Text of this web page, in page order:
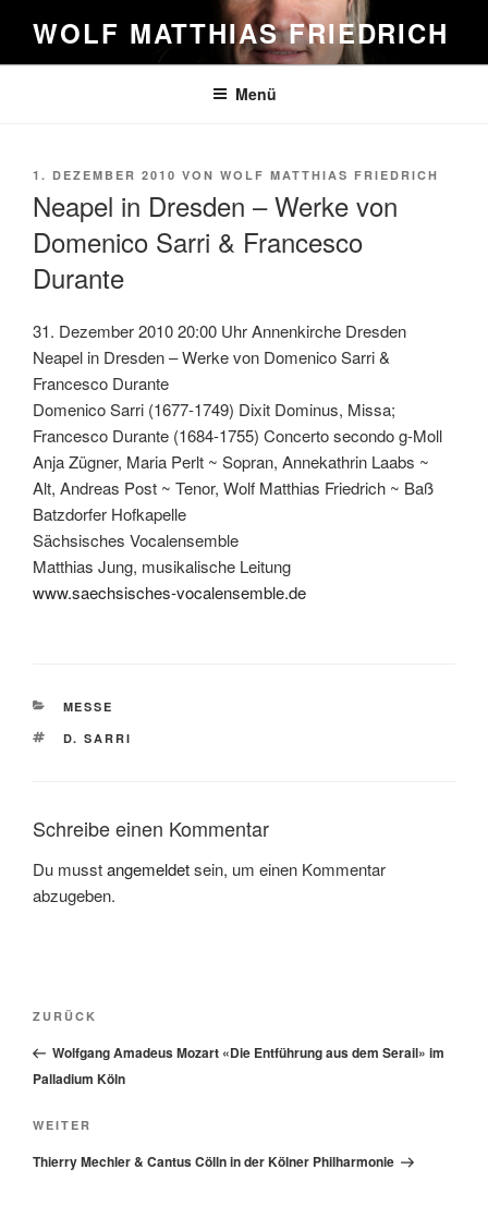
Inhalt
springen
WOLF MATTHIAS FRIEDRICH
Menü
VERÖFFENTLICHT
1. DEZEMBER 2010 VON WOLF MATTHIAS FRIEDRICH
Neapel in Dresden – Werke von
Domenico Sarri & Francesco
Durante
31. Dezember 2010 20:00 Uhr Annenkirche Dresden
Neapel in Dresden – Werke von Domenico Sarri &
Francesco Durante
Domenico Sarri (1677-1749) Dixit Dominus, Missa;
Francesco Durante (1684-1755) Concerto secondo g-Moll
Anja Zügner, Maria Perlt ~ Sopran, Annekathrin Laabs ~
Alt, Andreas Post ~ Tenor, Wolf Matthias Friedrich ~ Baß
Batzdorfer Hofkapelle
Sächsisches Vocalensemble
Matthias Jung, musikalische Leitung
www.saechsisches-vocalensemble.de
KATEGORIEN
MESSE
SCHLAGWÖRTER
D. SARRI
Schreibe einen Kommentar
Du musstangemeldetsein, um einen Kommentar
abzugeben.
Beitragsnavigation
Vorheriger
Beitrag
ZURÜCK
Wolfgang Amadeus Mozart «Die Entführung aus dem Serail» im
Palladium Köln
Nächster
Beitrag
WEITER
Thierry Mechler & Cantus Cölln in der Kölner Philharmonie